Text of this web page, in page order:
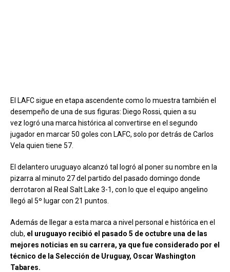
El LAFC sigue en etapa ascendente como lo muestra también el
desempeño de una de sus figuras: Diego Rossi, quien a su
vez logró una marca histórica al convertirse en el segundo
jugador en marcar 50 goles con LAFC, solo por detrás de Carlos
Vela quien tiene 57.
El delantero uruguayo alcanzó tal logró al poner su nombre en la
pizarra al minuto 27 del partido del pasado domingo donde
derrotaron al Real Salt Lake 3-1, con lo que el equipo angelino
llegó al 5º lugar con 21 puntos.
Además de llegar a esta marca a nivel personal e histórica en el
club, el uruguayo recibió el pasado 5 de octubre una de las
mejores noticias en su carrera, ya que fue considerado por el
técnico de la Selección de Uruguay, Oscar Washington
Tabares.